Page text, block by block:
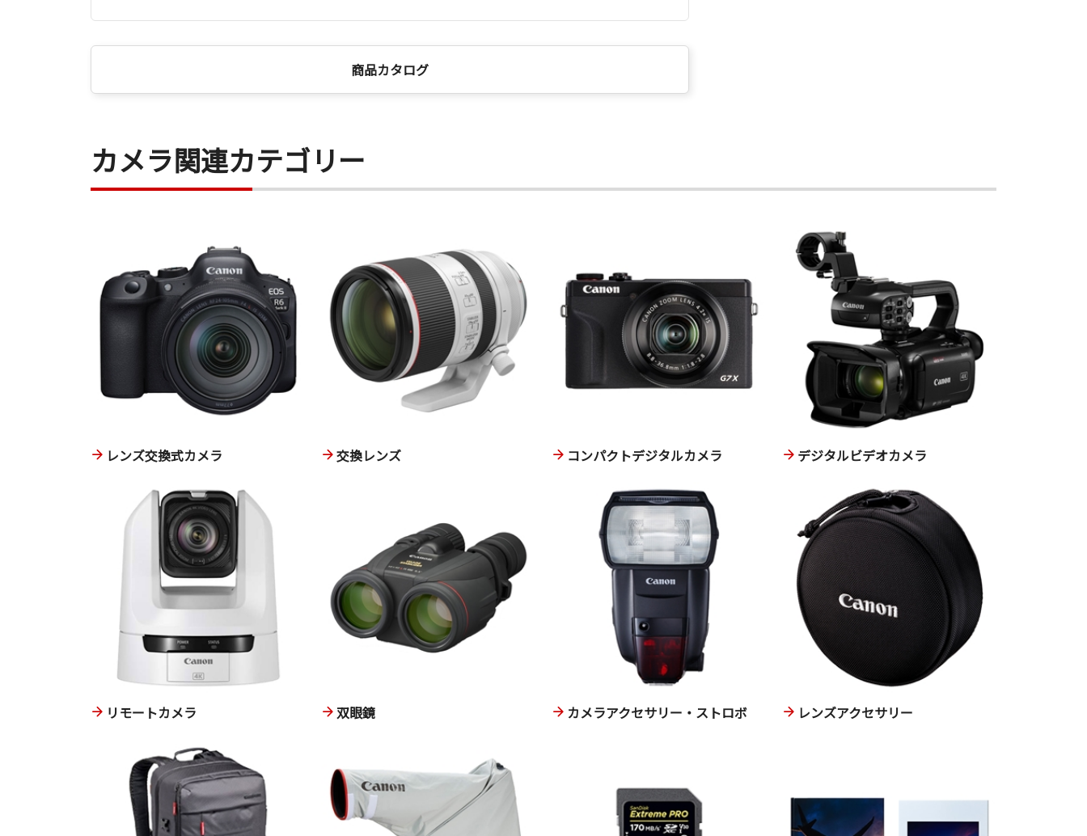
商品カタログ
カメラ関連カテゴリー
レンズ交換式カメラ 交換レンズ コンパクトデジタルカメラ デジタルビデオカメラ
リモートカメラ 双眼鏡 カメラアクセサリー・ストロボ レンズアクセサリー